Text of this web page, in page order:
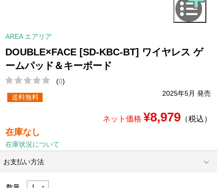
AREA エアリア
DOUBLE×FACE [SD-KBC-BT] ワイヤレス ゲ
ームパッド＆キーボード
(0)
2025年5月 発売
送料無料
ネット価格 ¥8,979（税込）
在庫なし
在庫状況について
お支払い方法